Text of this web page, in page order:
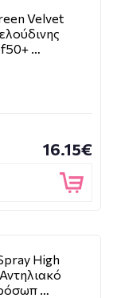
Velvet
…
16.15€
High
…